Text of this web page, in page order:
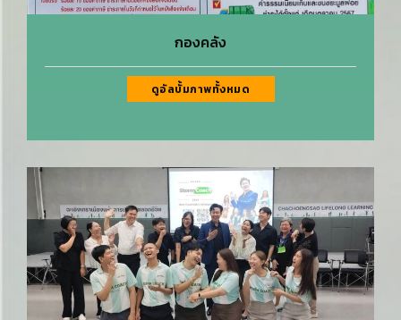
กองคลัง
ดูอัลบั้มภาพทั้งหมด